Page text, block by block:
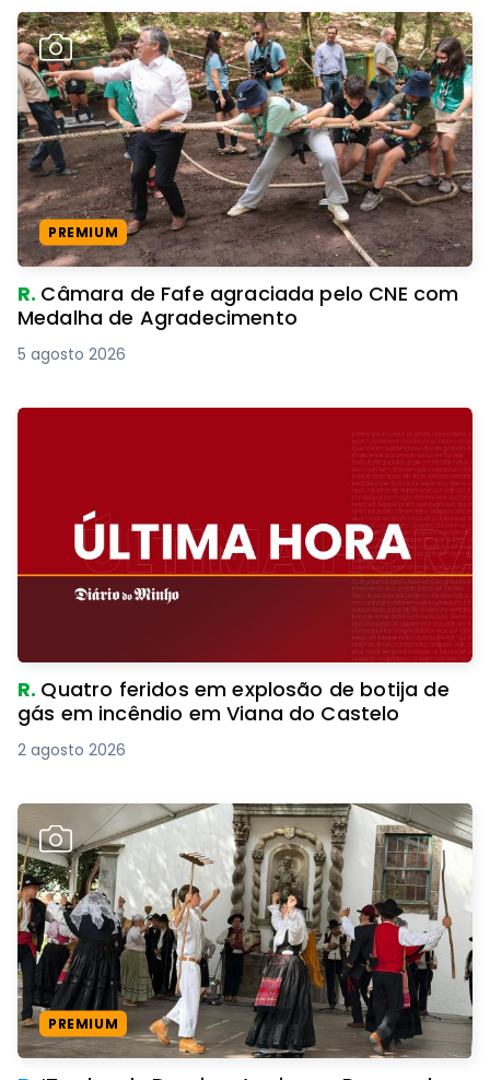
PREMIUM
R. Câmara de Fafe agraciada pelo CNE com
Medalha de Agradecimento
5 agosto 2026
R. Quatro feridos em explosão de botija de
gás em incêndio em Viana do Castelo
2 agosto 2026
PREMIUM